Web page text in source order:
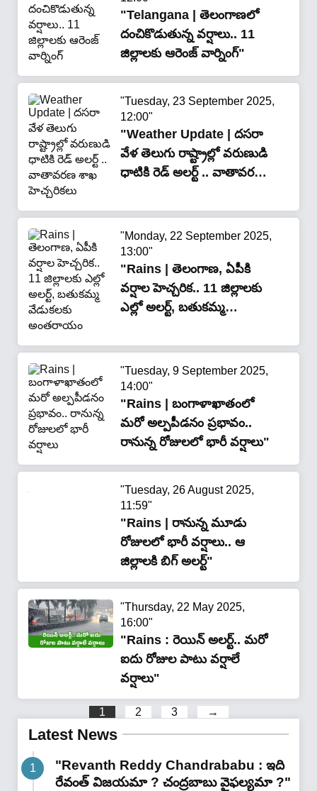
"Telangana | తెలంగాణలో
దంచికొడుతున్న వ‌ర్షాలు.. 11
జిల్లాలకు ఆరెంజ్ వార్నింగ్"
"Tuesday, 23 September 2025,
12:00"
"Weather Update | దసరా
వేళ తెలుగు రాష్ట్రాల్లో వరుణుడి
ధాటికి రెడ్ అలర్ట్ .. వాతావరణ
"Monday, 22 September 2025,
13:00"
"Rains | తెలంగాణ, ఏపీకి
వర్షాల హెచ్చరిక.. 11 జిల్లాలకు
ఎల్లో అలర్ట్, బతుకమ్మ
"Tuesday, 9 September 2025,
14:00"
"Rains | బంగాళాఖాతంలో
మ‌రో అల్పపీడనం ప్రభావం..
రానున్న రోజుల‌లో భారీ వ‌ర్షాలు"
"Tuesday, 26 August 2025,
11:59"
"Rains | రానున్న మూడు
రోజుల‌లో భారీ వ‌ర్షాలు.. ఆ
జిల్లాల‌కి బిగ్ అలర్ట్‌"
"Thursday, 22 May 2025,
16:00"
"Rains : రెయిన్ అల‌ర్ట్.. మ‌రో
ఐదు రోజుల పాటు వ‌ర్షాలే
వ‌ర్షాలు"
1 2 3 →
Latest News
"Revanth Reddy Chandrababu : ఇది
రేవంత్ విజయమా ? చంద్రబాబు వైఫల్యమా ?"